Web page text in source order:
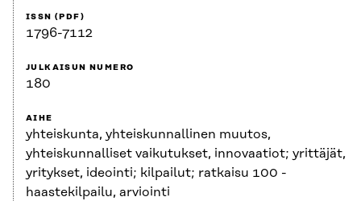
ISSN (PDF)
1796-7112
JULKAISUN NUMERO
180
AIHE
yhteiskunta, yhteiskunnallinen muutos,
yhteiskunnalliset vaikutukset, innovaatiot; yrittäjät,
yritykset, ideointi; kilpailut; ratkaisu 100 -
haastekilpailu, arviointi